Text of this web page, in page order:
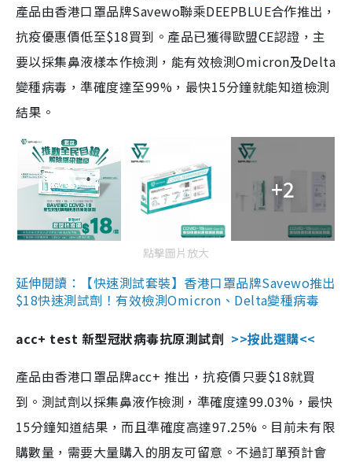
產品由香港口罩品牌Savewo聯乘DEEPBLUE合作推出，
抗疫優惠價低至$18買到。產品已獲得歐盟CE認證，主
要以採集鼻液樣本作檢測，能有效檢測Omicron及Delta
變種病毒，準確度達至99%，最快15分鐘就能知道檢測
結果。
+2
點擊圖片放大
延伸閱讀：【快速測試套裝】香港口罩品牌Savewo推出
$18快速測試劑！有效檢測Omicron、Delta變種病毒
acc+ test 新型冠狀病毒抗原測試劑 >>按此選購<<
產品由香港口罩品牌acc+ 推出，抗疫價只要$18就買
到。測試劑以採集鼻液作檢測，準確度達99.03%，最快
15分鐘知道結果，而且準確度高達97.25%。目前未有限
購數量，需要大量購入的朋友可留意。不過訂單預計會